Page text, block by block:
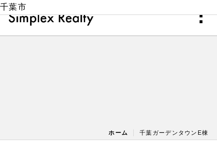
ホーム 千葉ガーデンタウンE棟
千葉市